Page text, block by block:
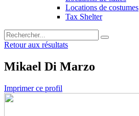
Locations de costumes
Tax Shelter
Retour aux résultats
Mikael Di Marzo
Imprimer ce profil